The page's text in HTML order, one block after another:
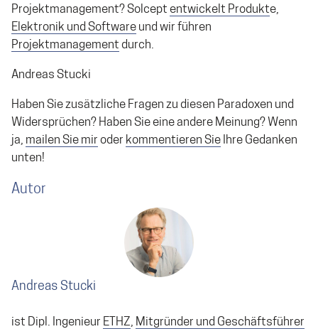
Projektmanagement? Solcept entwickelt Produkte,
Elektronik und Software und wir führen
Projektmanagement durch.
Andreas Stucki
Haben Sie zusätzliche Fragen zu diesen Paradoxen und
Widersprüchen? Haben Sie eine andere Meinung? Wenn
ja, mailen Sie mir oder kommentieren Sie Ihre Gedanken
unten!
Autor
Andreas Stucki
ist Dipl. Ingenieur ETHZ, Mitgründer und Geschäftsführer